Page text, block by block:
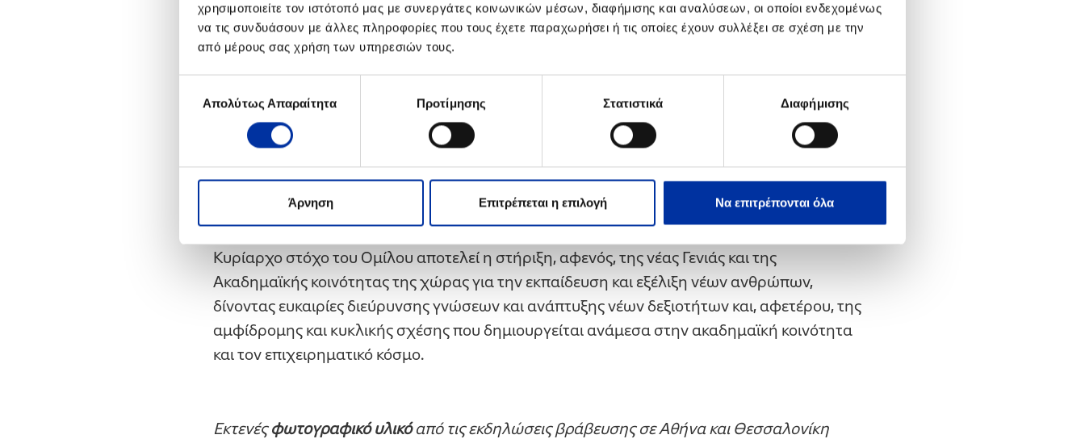
χρησιμοποιείτε τον ιστότοπό μας με συνεργάτες κοινωνικών μέσων, διαφήμισης και αναλύσεων, οι οποίοι ενδεχομένως
να τις συνδυάσουν με άλλες πληροφορίες που τους έχετε παραχωρήσει ή τις οποίες έχουν συλλέξει σε σχέση με την
από μέρους σας χρήση των υπηρεσιών τους.
συγκατάθεσης
Απολύτως Απαραίτητα Προτίμησης Στατιστικά Διαφήμισης
Άρνηση Επιτρέπεται η επιλογή Να επιτρέπονται όλα
διακριθείτε σε οποιονδήποτε τομέα απασχοληθείτε στην Ελλάδα ή και στο εξωτερικό».
Ο ΌμιλοςΕΛΛΗΝΙΚΑ ΠΕΤΡΕΛΑΙΑστηρίζει διαχρονικά τη νέα γενιά μέσα από μια σειρά
δράσεων Εταιρικής Κοινωνικής Ευθύνης, στις οποίες συμπεριλαμβάνονται το πρόγραμμα
Υποτροφιών για Μεταπτυχιακές σπουδές σε εγνωσμένου κύρους Πανεπιστήμια του
εξωτερικού, καθώς και οι στρατηγικές συνεργασίες με Εκπαιδευτικά Ιδρύματα, όπως το
Πολυτεχνείο Κρήτης
Πανεπιστήμιο Πειραιά Οικονομικό Πανεπιστήμιο Αθηνών, το
Πανεπιστήμιο Δυτικής Αττικής, τοΑριστοτέλειο Πανεπιστήμιο Θεσσαλονίκης, το
Δημοκρίτειο Πανεπιστήμιο Θράκης
και άλλα Ιδρύματα, για την ενίσχυση Μεταπτυχιακών
και Διδακτορικών προγραμμάτων.
Κυρίαρχο στόχο του Ομίλου αποτελεί η στήριξη, αφενός, της νέας Γενιάς και της
Ακαδημαϊκής κοινότητας της χώρας για την εκπαίδευση και εξέλιξη νέων ανθρώπων,
δίνοντας ευκαιρίες διεύρυνσης γνώσεων και ανάπτυξης νέων δεξιοτήτων και, αφετέρου, της
αμφίδρομης και κυκλικής σχέσης που δημιουργείται ανάμεσα στην ακαδημαϊκή κοινότητα
και τον επιχειρηματικό κόσμο.
Εκτενέςφωτογραφικό υλικόαπό τις εκδηλώσεις βράβευσης σε Αθήνα και Θεσσαλονίκη